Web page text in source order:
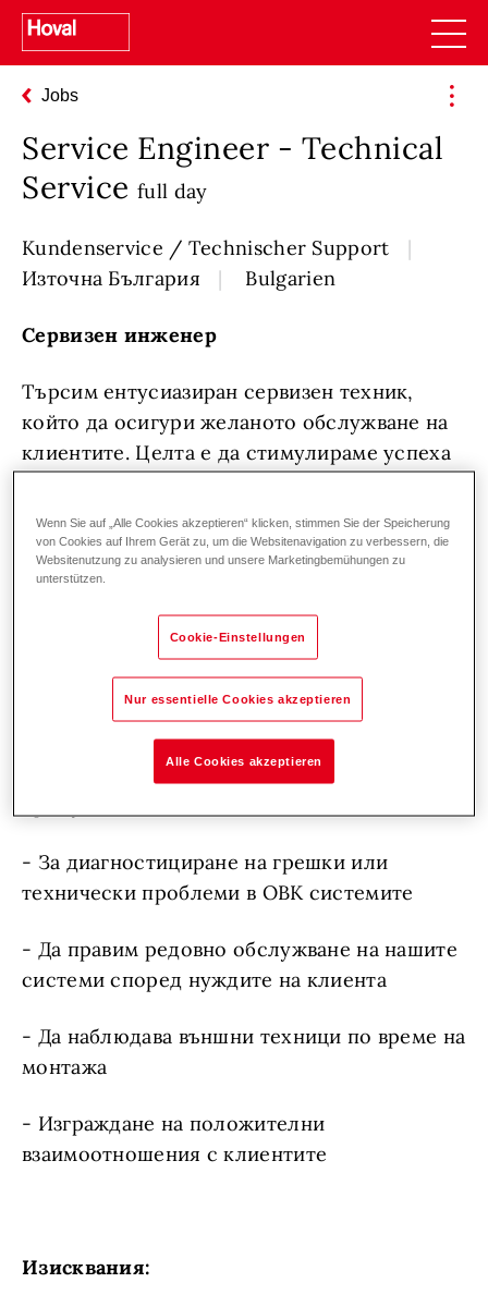
Jobs
Service Engineer - Technical
Service full day
Kundenservice / Technischer Support
Източна България
Bulgarien
Сервизен инженер
Търсим ентусиазиран сервизен техник,
който да осигури желаното обслужване на
клиентите. Целта е да стимулираме успеха
удовлетвореността на клиентите от всички
наши продукти в сегмента за отопление и
вентилация.
Натоварване:
- Да извършва всички инсталации на място,
пускане в експлоатация и поддръжка на
- За диагностициране на грешки или
технически проблеми в ОВК системите
- Да правим редовно обслужване на нашите
системи според нуждите на клиента
- Да наблюдава външни техници по време на
монтажа
- Изграждане на положителни
взаимоотношения с клиентите
Изисквания:
Wenn Sie auf „Alle Cookies akzeptieren“ klicken, stimmen Sie der Speicherung
von Cookies auf Ihrem Gerät zu, um die Websitenavigation zu verbessern, die
Websitenutzung zu analysieren und unsere Marketingbemühungen zu
unterstützen.
Cookie-Einstellungen
Nur essentielle Cookies akzeptieren
Alle Cookies akzeptieren